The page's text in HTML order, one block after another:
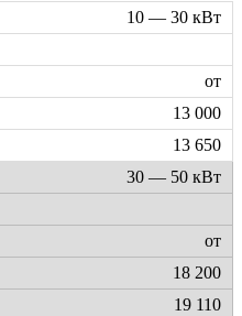
10 — 30 кВт
от
13 000
13 650
30 — 50 кВт
от
18 200
19 110